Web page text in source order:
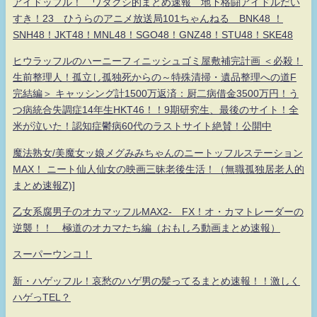
アイドッフル！ ワタクシ的まとめ速報 地下格闘アイドルだい
すき！23 ひうらのアニメ放送局101ちゃんねる BNK48 ！
SNH48！JKT48！MNL48！SGO48！GNZ48！STU48！SKE48
ヒウラッフルのハーニーフィニッシュゴミ屋敷補完計画 ＜必殺！
生前整理人！孤立し孤独死からの～特殊清掃・遺品整理への道F
完結編＞ キャッシング計1500万返済：厨二病借金3500万円！う
つ病統合失調症14年生HKT46！！9期研究生、最後のサイト！全
米が泣いた！認知症鬱病60代のラストサイト絶賛！公開中
魔法熟女/美魔女ッ娘メグみみちゃんのニートッフルステーション
MAX！ ニート仙人仙女の映画三昧老後生活！（無職孤独居老人的
まとめ速報Z)]
乙女系腐男子のオカマッフルMAX2- FX！オ・カマトレーダーの
逆襲！！ 極道のオカマたち編（おもしろ動画まとめ速報）
スーパーウンコ！
新・ハゲッフル！哀愁のハゲ男の髪ってるまとめ速報！！激しく
ハゲっTEL？